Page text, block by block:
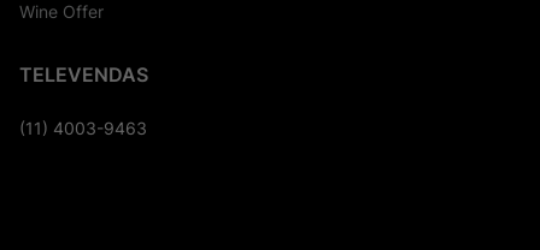
Wine Offer
TELEVENDAS
(11) 4003-9463